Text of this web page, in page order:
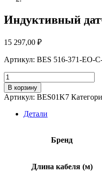
Индуктивный
15 297,00 ₽
Артикул: BES 516-371-EO-
Количество
товара
Индуктивный
датчик
Balluff
В корзину
Артикул: BES01K7
Детали
Бренд
Длина кабеля (м)